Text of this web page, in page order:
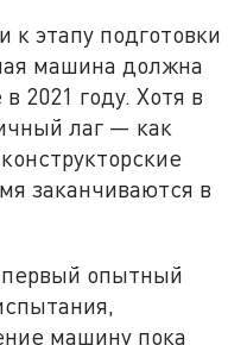
к этапу подготовки
машина должна
2021 году. Хотя в
лаг — как
заканчиваются в
первый опытный
машину пока